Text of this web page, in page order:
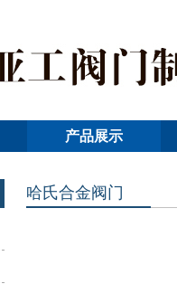
产品展示
哈氏合金阀门